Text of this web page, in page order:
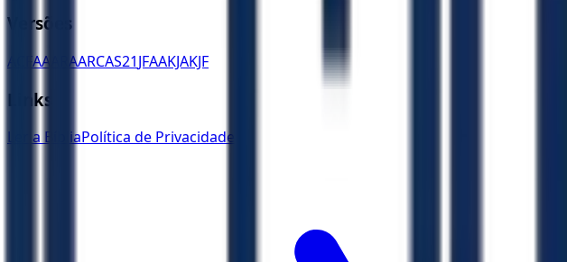
Versões
ACFAA ARAARCAS21JFAAKJAKJF
Links
Ler a BíbliaPolítica de Privacidade